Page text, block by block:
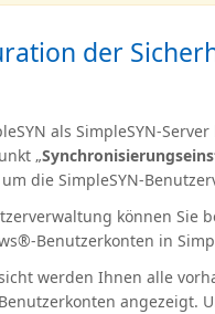
der
als SimpleSYN-
„
um die SimpleSYN-
können Sie
Benutzerkonten in
werden Ihnen alle
angezeigt.